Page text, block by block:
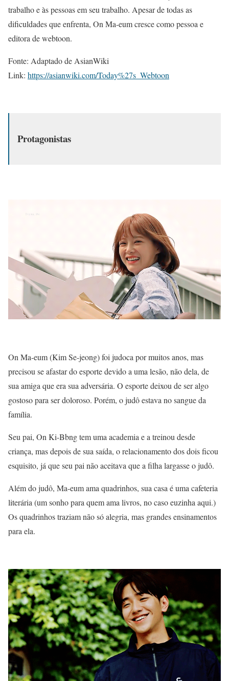
trabalho e às pessoas em seu trabalho. Apesar de todas as
dificuldades que enfrenta, On Ma-eum cresce como pessoa e
editora de webtoon.
Fonte: Adaptado de AsianWiki
Link: https://asianwiki.com/Today%27s_Webtoon
Protagonistas
On Ma-eum (Kim Se-jeong) foi judoca por muitos anos, mas
precisou se afastar do esporte devido a uma lesão, não dela, de
sua amiga que era sua adversária. O esporte deixou de ser algo
gostoso para ser doloroso. Porém, o judô estava no sangue da
família.
Seu pai, On Ki-Bbng tem uma academia e a treinou desde
criança, mas depois de sua saída, o relacionamento dos dois ficou
esquisito, já que seu pai não aceitava que a filha largasse o judô.
Além do judô, Ma-eum ama quadrinhos, sua casa é uma cafeteria
literária (um sonho para quem ama livros, no caso euzinha aqui.)
Os quadrinhos traziam não só alegria, mas grandes ensinamentos
para ela.